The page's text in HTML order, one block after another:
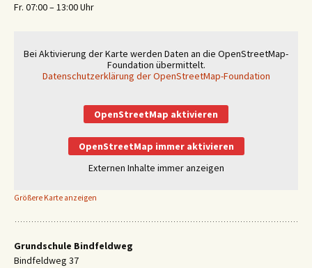
Fr. 07:00 – 13:00 Uhr
Bei Aktivierung der Karte werden Daten an die OpenStreetMap-
Foundation übermittelt.
Datenschutzerklärung der OpenStreetMap-Foundation
OpenStreetMap aktivieren
OpenStreetMap immer aktivieren
Externen Inhalte immer anzeigen
Größere Karte anzeigen
Grundschule Bindfeldweg
Bindfeldweg 37